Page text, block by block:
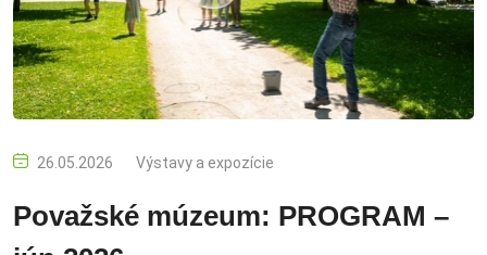
26.05.2026 Výstavy a expozície
Považské múzeum: PROGRAM –